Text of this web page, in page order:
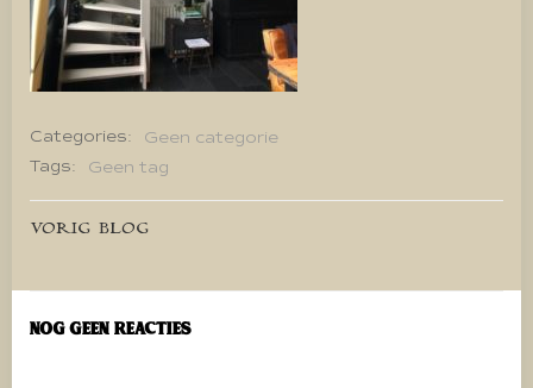
Categories:
Geen categorie
Tags:
Geen tag
Bericht
navigatie
VORIG BLOG
Nog geen reacties